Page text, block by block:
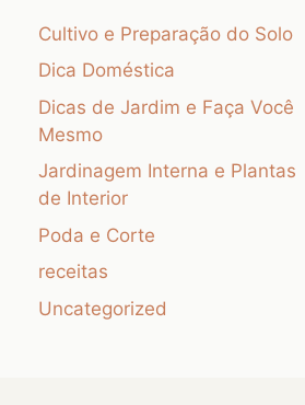
Cultivo e Preparação do Solo
Dica Doméstica
Dicas de Jardim e Faça Você
Mesmo
Jardinagem Interna e Plantas
de Interior
Poda e Corte
receitas
Uncategorized